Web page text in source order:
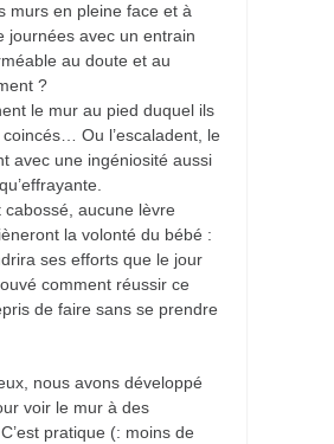
murs en pleine face et à
journées avec un entrain
au doute et au
?
le mur au pied duquel ils
Ou l’escaladent, le
avec une ingéniosité aussi
cabossé, aucune lèvre
la volonté du bébé :
ses efforts que le jour
comment réussir ce
de faire sans se prendre
nous avons développé
voir le mur à des
pratique (: moins de